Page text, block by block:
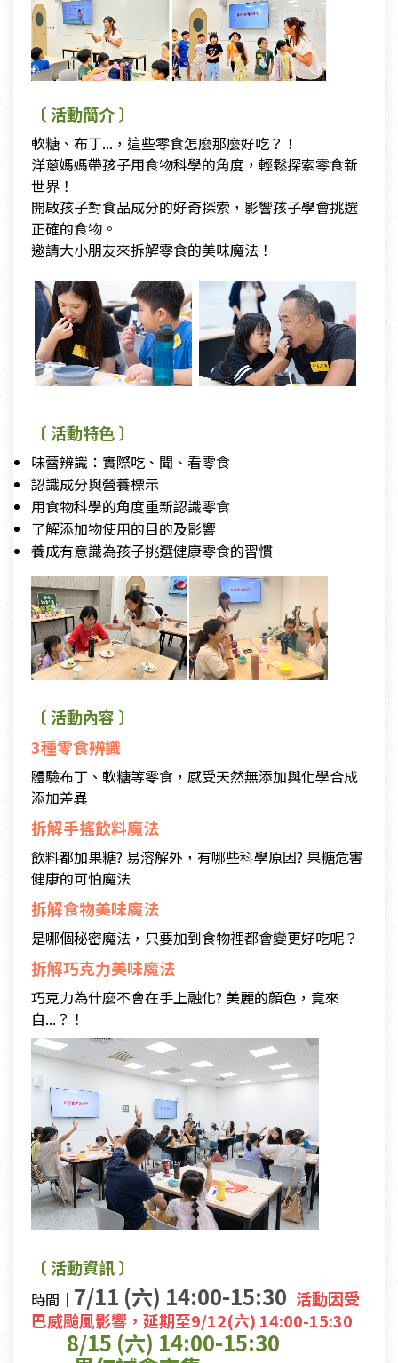
〔 活動簡介 〕
軟糖、布丁...，這些零食怎麼那麼好吃？！
洋蔥媽媽帶孩子用食物科學的角度，輕鬆探索零食新
世界！
開啟孩子對食品成分的好奇探索，影響孩子學會挑選
正確的食物。
邀請大小朋友來拆解零食的美味魔法！
〔 活動特色 〕
味蕾辨識：實際吃、聞、看零食
認識成分與營養標示
用食物科學的角度重新認識零食
了解添加物使用的目的及影響
養成有意識為孩子挑選健康零食的習慣
〔 活動內容 〕
3種零食辨識
體驗布丁、軟糖等零食，感受天然無添加與化學合成
添加差異
拆解手搖飲料魔法
飲料都加果糖? 易溶解外，有哪些科學原因? 果糖危害
健康的可怕魔法
拆解食物美味魔法
是哪個秘密魔法，只要加到食物裡都會變更好吃呢？
拆解巧克力美味魔法
巧克力為什麼不會在手上融化? 美麗的顏色，竟來
自...？！
〔 活動資訊 〕
時間｜ 7/11 (六) 14:00-15:30 活動因受
巴威颱風影響，延期至9/12(六) 14:00-15:30
8/15 (六) 14:00-15:30